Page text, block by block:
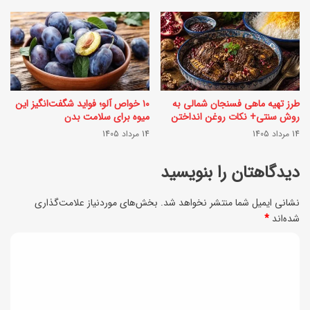
ا
ی
ا
ف
ط
ا
+
ف
و
س
ن
ت
ی
طرز تهیه ماهی فسنجان شمالی به
روش سنتی+ نکات روغن انداختن
14 مرداد 1405
۱۰ خواص آلو؛ فواید شگفت‌انگیز این
میوه برای سلامت بدن
14 مرداد 1405
دیدگاهتان را بنویسید
نشانی ایمیل شما منتشر نخواهد شد. بخش‌های موردنیاز علامت‌گذاری
شده‌اند *